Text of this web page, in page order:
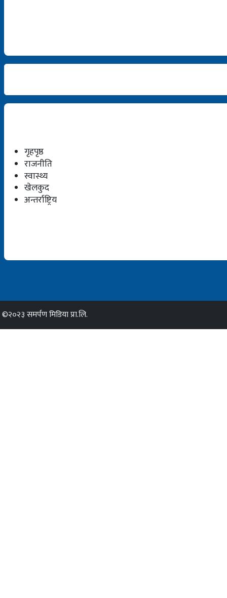
गृहपृष्ठ
राजनीति
स्वास्थ्य
खेलकुद
अन्तर्राष्ट्रिय
©२०२३ समर्पण मिडिया प्रा.लि.